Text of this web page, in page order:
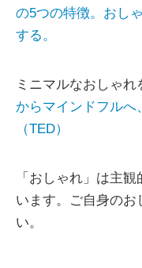
の5つの特徴。おし
する。
ミニマルなおしゃ
からマインドフルへ
（TED）
「おしゃれ」は主
います。ご自身のお
い。